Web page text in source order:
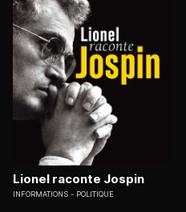
Lionel raconte Jospin
INFORMATIONS POLITIQUE